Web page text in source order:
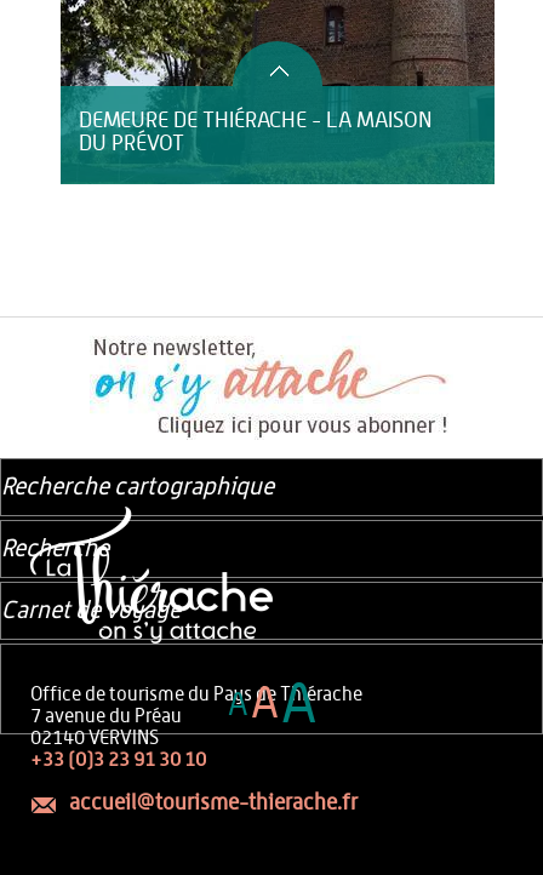
DEMEURE DE THIÉRACHE - LA MAISON
DU PRÉVOT
Office de tourisme du Pays de Thiérache
7 avenue du Préau
02140 VERVINS
+33 (0)3 23 91 30 10
accueil@tourisme-thierache.fr
Recherche cartographique
Recherche
Carnet de voyage
AAA